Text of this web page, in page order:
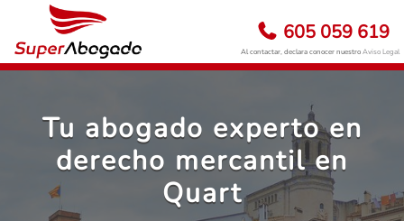
605 059 619
Al contactar, declara conocer nuestroAviso Legal
Tu abogado experto en
derecho mercantil en
Quart